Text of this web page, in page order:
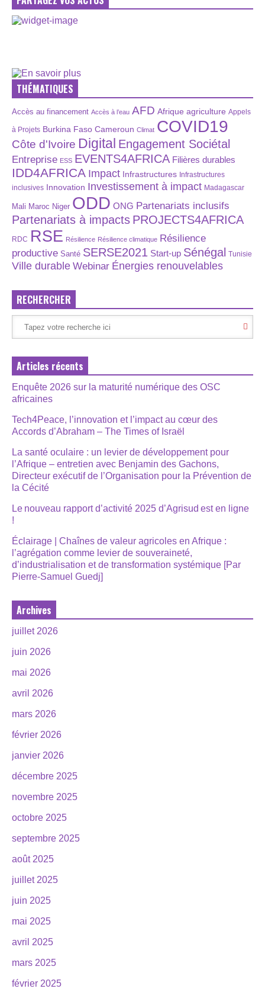
THÉMATIQUES
Accès au financement Accès à l’eau AFD Afrique agriculture Appels
à Projets Burkina Faso Cameroun Climat COVID19
Côte d'Ivoire Digital Engagement Sociétal
Entreprise ESS EVENTS4AFRICA Filières durables
IDD4AFRICA Impact Infrastructures Infrastructures
inclusives Innovation Investissement à impact Madagascar
Mali Maroc Niger ODD ONG Partenariats inclusifs
Partenariats à impacts PROJECTS4AFRICA
RDC RSE Résilience Résilience climatique Résilience
productive Santé SERSE2021 Start-up Sénégal Tunisie
Ville durable Webinar Énergies renouvelables
RECHERCHER
Articles récents
Enquête 2026 sur la maturité numérique des OSC
africaines
Tech4Peace, l’innovation et l’impact au cœur des
Accords d’Abraham – The Times of Israël
La santé oculaire : un levier de développement pour
l’Afrique – entretien avec Benjamin des Gachons,
Directeur exécutif de l’Organisation pour la Prévention de
la Cécité
Le nouveau rapport d’activité 2025 d’Agrisud est en ligne
!
Éclairage | Chaînes de valeur agricoles en Afrique :
l’agrégation comme levier de souveraineté,
d’industrialisation et de transformation systémique [Par
Pierre-Samuel Guedj]
Archives
juillet 2026
juin 2026
mai 2026
avril 2026
mars 2026
février 2026
janvier 2026
décembre 2025
novembre 2025
octobre 2025
septembre 2025
août 2025
juillet 2025
juin 2025
mai 2025
avril 2025
mars 2025
février 2025